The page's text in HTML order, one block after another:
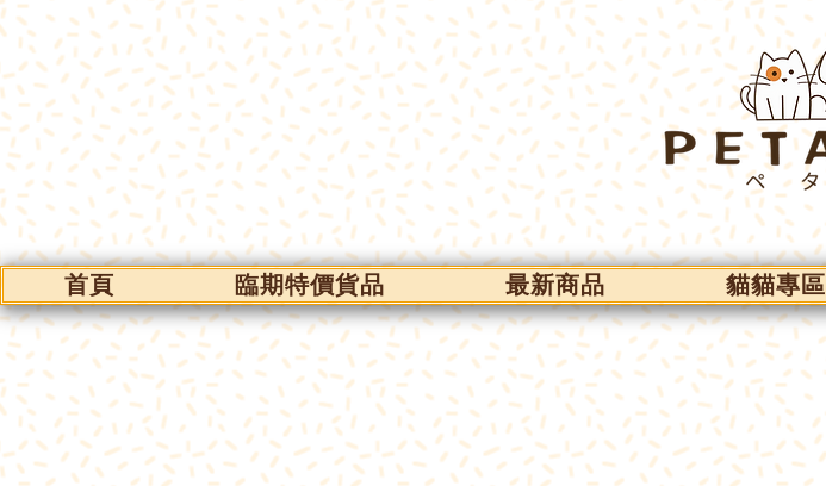
首頁 臨期特價貨品 最新商品 貓貓專區